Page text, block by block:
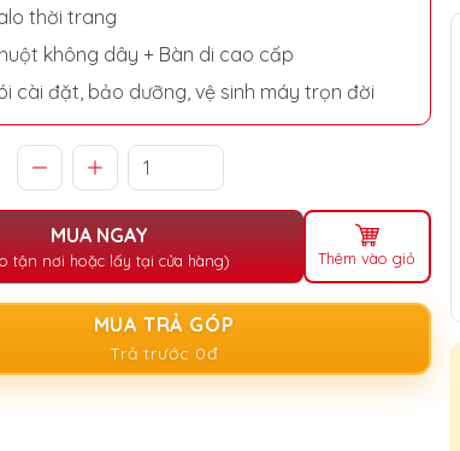
thời trang
không dây + Bàn di cao cấp
cài đặt, bảo dưỡng, vệ sinh máy trọn đời
MUA NGAY
tận nơi hoặc lấy tại cửa hàng) Thêm vào giỏ
MUA TRẢ GÓP
Trả trước 0đ